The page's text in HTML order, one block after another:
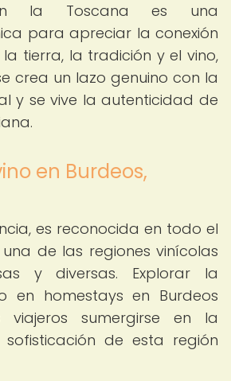
la Toscana es una
para apreciar la conexión
tierra, la tradición y el vino,
crea un lazo genuino con la
y se vive la autenticidad de
en Burdeos,
es reconocida en todo el
de las regiones vinícolas
y diversas. Explorar la
en homestays en Burdeos
sumergirse en la
de esta región